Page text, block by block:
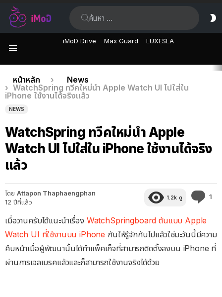
iMoD Drive Max Guard LUXESLA
เรื่อง
ล่าสุด
คุณอยู่ที่นี่:
หน้าหลัก
News
WatchSpring ทวีคใหม่นำ Apple Watch UI ไปใส่ใน
iPhone ใช้งานได้จริงแล้ว
NEWS
WatchSpring ทวีคใหม่นำ Apple
Watch UI ไปใส่ใน iPhone ใช้งานได้จริง
แล้ว
โดย Attapon Thaphaengphan
12 ปีที่แล้ว
1.2k ดู 1
เมื่อวานครับได้แนะนำเรื่อง WatchSpringboard ต้นแบบ Apple
Watch UI ที่ใช้งานบน iPhone กันให้รู้จักกันไปแล้วใช่มะวันนี้มีความ
คืบหน้าเมื่อผู้พัฒนานั้นได้ทำแพ็คเก็จที่สามารถติดตั้งลงบน iPhone ที่
ผ่านการเจลเบรคแล้วและก็สามารถใช้งานจริงได้ด้วย